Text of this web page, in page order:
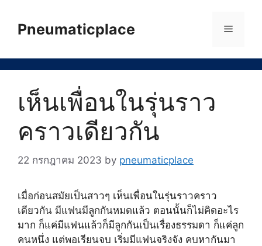
contentPneumaticplace Menu
เห็นเพื่อนในรุ่นราว
คราวเดียวกัน
22 กรกฎาคม 2023 by pneumaticplace
เมื่อก่อนสมัยเป็นสาวๆ เห็นเพื่อนในรุ่นราวคราว
เดียวกัน มีแฟนมีลูกกันหมดแล้ว ตอนนั้นก็ไม่คิดอะไร
มาก ก็แค่มีแฟนแล้วก็มีลูกกันเป็นเรื่องธรรมดา ก็แค่ลูก
คนหนึ่ง แต่พอเรียนจบ เริ่มมีแฟนจริงจัง คบหากันมา